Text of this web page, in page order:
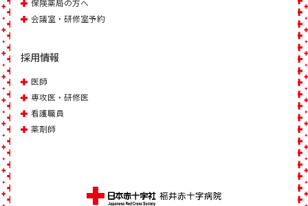
保険薬局の方へ
会議室・研修室予約
採用情報
医師
専攻医・研修医
看護職員
薬剤師